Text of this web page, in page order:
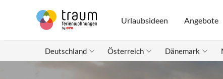
Urlaubsideen Angebote
Deutschland Österreich Dänemark